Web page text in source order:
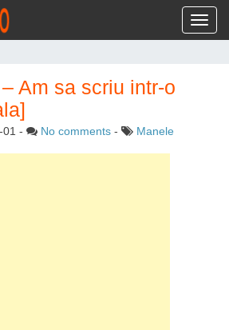
Am sa scriu intr-o
- No comments - Manele